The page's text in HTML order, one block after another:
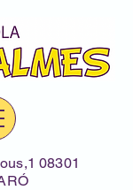
08301